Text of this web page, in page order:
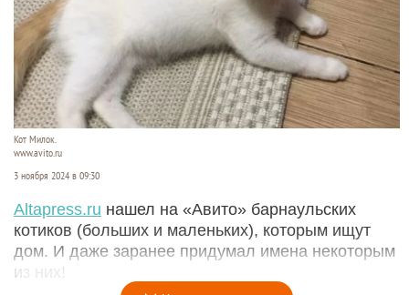
Кот Милок.
www.avito.ru
3 ноября 2024 в 09:30
Altapress.ru нашел на «Авито» барнаульских
котиков (больших и маленьких), которым ищут
дом. И даже заранее придумал имена некоторым
из них!